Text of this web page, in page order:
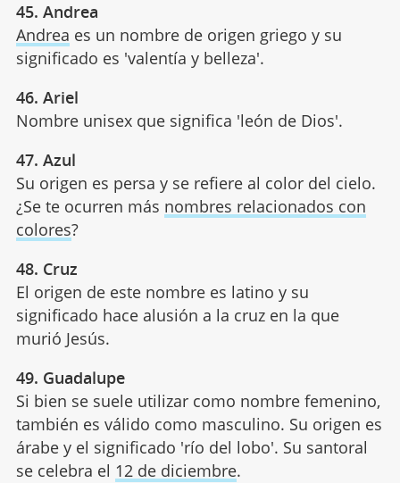
45. Andrea
Andrea es un nombre de origen griego y su
significado es 'valentía y belleza'.
46. Ariel
Nombre unisex que significa 'león de Dios'.
47. Azul
Su origen es persa y se refiere al color del cielo.
¿Se te ocurren más nombres relacionados con
colores?
48. Cruz
El origen de este nombre es latino y su
significado hace alusión a la cruz en la que
murió Jesús.
49. Guadalupe
Si bien se suele utilizar como nombre femenino,
también es válido como masculino. Su origen es
árabe y el significado 'río del lobo'. Su santoral
se celebra el 12 de diciembre.